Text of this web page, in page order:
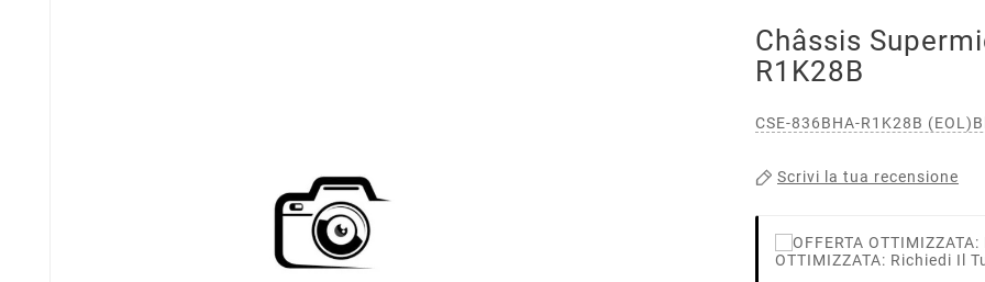
Châssis
R1K28B
CSE-836BHA-R1K28B
Scrivi la tua recensione
OTTIMIZZATA: Richiedi Il